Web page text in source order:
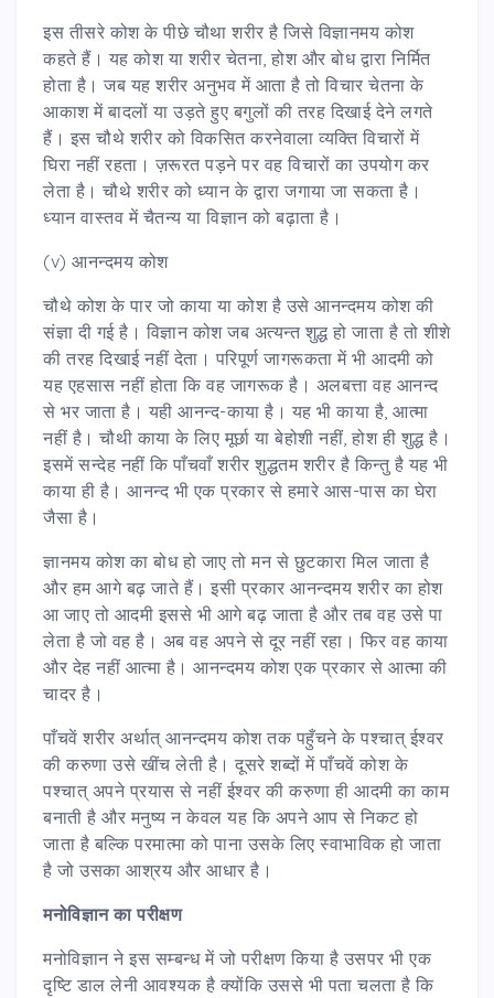
इस तीसरे कोश के पीछे चौथा शरीर है जिसे विज्ञानमय कोश
कहते हैं। यह कोश या शरीर चेतना, होश और बोध द्वारा निर्मित
होता है। जब यह शरीर अनुभव में आता है तो विचार चेतना के
आकाश में बादलों या उड़ते हुए बगुलों की तरह दिखाई देने लगते
हैं। इस चौथे शरीर को विकसित करनेवाला व्यक्ति विचारों में
घिरा नहीं रहता। ज़रूरत पड़ने पर वह विचारों का उपयोग कर
लेता है। चौथे शरीर को ध्यान के द्वारा जगाया जा सकता है।
ध्यान वास्तव में चैतन्य या विज्ञान को बढ़ाता है।
(v) आनन्दमय कोश
चौथे कोश के पार जो काया या कोश है उसे आनन्दमय कोश की
संज्ञा दी गई है। विज्ञान कोश जब अत्यन्त शुद्ध हो जाता है तो शीशे
की तरह दिखाई नहीं देता। परिपूर्ण जागरूकता में भी आदमी को
यह एहसास नहीं होता कि वह जागरूक है। अलबत्ता वह आनन्द
से भर जाता है। यही आनन्द-काया है। यह भी काया है, आत्मा
नहीं है। चौथी काया के लिए मूर्छा या बेहोशी नहीं, होश ही शुद्ध है।
इसमें सन्देह नहीं कि पाँचवाँ शरीर शुद्धतम शरीर है किन्तु है यह भी
काया ही है। आनन्द भी एक प्रकार से हमारे आस-पास का घेरा
जैसा है।
ज्ञानमय कोश का बोध हो जाए तो मन से छुटकारा मिल जाता है
और हम आगे बढ़ जाते हैं। इसी प्रकार आनन्दमय शरीर का होश
आ जाए तो आदमी इससे भी आगे बढ़ जाता है और तब वह उसे पा
लेता है जो वह है। अब वह अपने से दूर नहीं रहा। फिर वह काया
और देह नहीं आत्मा है। आनन्दमय कोश एक प्रकार से आत्मा की
चादर है।
पाँचवें शरीर अर्थात् आनन्दमय कोश तक पहुँचने के पश्चात् ईश्वर
की करुणा उसे खींच लेती है। दूसरे शब्दों में पाँचवें कोश के
पश्चात् अपने प्रयास से नहीं ईश्वर की करुणा ही आदमी का काम
बनाती है और मनुष्य न केवल यह कि अपने आप से निकट हो
जाता है बल्कि परमात्मा को पाना उसके लिए स्वाभाविक हो जाता
है जो उसका आश्रय और आधार है।
मनोविज्ञान का परीक्षण
मनोविज्ञान ने इस सम्बन्ध में जो परीक्षण किया है उसपर भी एक
दृष्टि डाल लेनी आवश्यक है क्योंकि उससे भी पता चलता है कि